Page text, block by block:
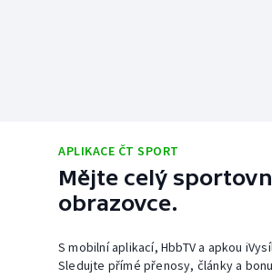
APLIKACE ČT SPORT
Mějte celý
obrazovce.
S mobilní aplikací, HbbTV a apkou
Sledujte přímé přenosy, články a